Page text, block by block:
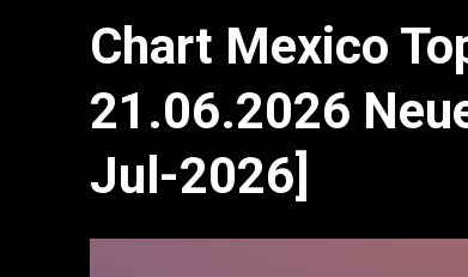
Chart Mexico
21.06.2026
Jul-2026]